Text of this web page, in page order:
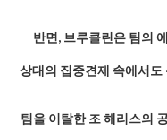
반면, 브루클린은 팀의
상대의 집중견제 속에서
팀을 이탈한 조 해리스의